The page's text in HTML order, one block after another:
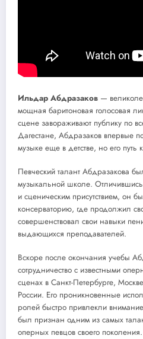
Ильдар Абдразаков —
мощная баритоновая голосовая
сцене завораживают публику по
Дагестане, Абдразаков впервые
музыке еще в детстве, но его путь
Певческий талант Абдразакова
музыкальной школе.
и сценическим присутствием, он
консерваторию, где продолжил
совершенствовал свои навыки
выдающихся преподавателей.
Вскоре после окончания учебы
сотрудничество с известными
сценах в Санкт-Петербурге,
России. Его проникновенные
ролей быстро привлекли
был признан одним из самых
оперных певцов своего поколения.